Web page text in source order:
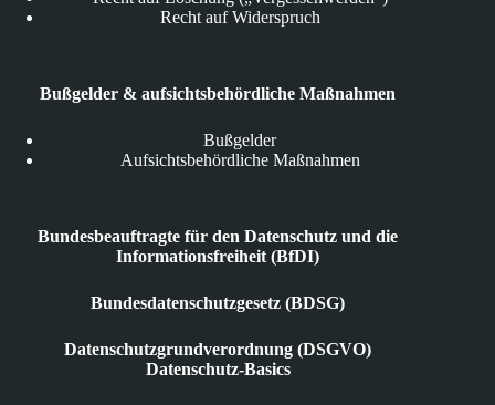
Recht auf Widerspruch
Bußgelder & aufsichtsbehördliche Maßnahmen
Bußgelder
Aufsichtsbehördliche Maßnahmen
Bundesbeauftragte für den Datenschutz und die
Informationsfreiheit (BfDI)
Bundesdatenschutzgesetz (BDSG)
Datenschutzgrundverordnung (DSGVO)
Datenschutz-Basics